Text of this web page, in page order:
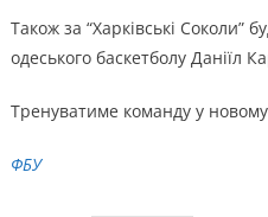
Також за “Харківські Соколи”
одеського баскетболу Даніїл
Тренуватиме команду у новому
ФБУ